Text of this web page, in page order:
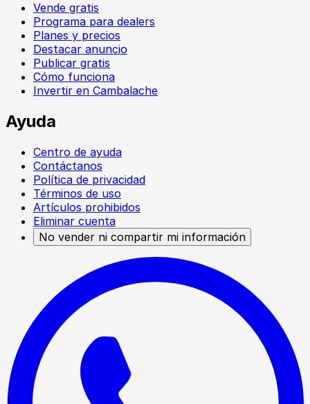
Vende gratis
Programa para dealers
Planes y precios
Destacar anuncio
Publicar gratis
Cómo funciona
Invertir en Cambalache
Ayuda
Centro de ayuda
Contáctanos
Política de privacidad
Términos de uso
Artículos prohibidos
Eliminar cuenta
No vender ni compartir mi información